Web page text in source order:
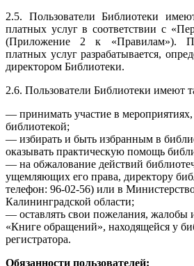
2.5. Пользователи Библиотеки
платных услуг в соответствии с
(Приложение 2 к «Правилам»).
платных услуг разрабатывается,
директором Библиотеки.
2.6. Пользователи Библиотеки имеют
— принимать участие в
библиотекой;
— избирать и быть избранным в
оказывать практическую помощь
— на обжалование действий
ущемляющих его права, директору
телефон: 96-02-56) или в
Калининградской области;
— оставлять свои пожелания, жалобы
«Книге обращений», находящейся у
регистратора.
Обязанности пользователей: